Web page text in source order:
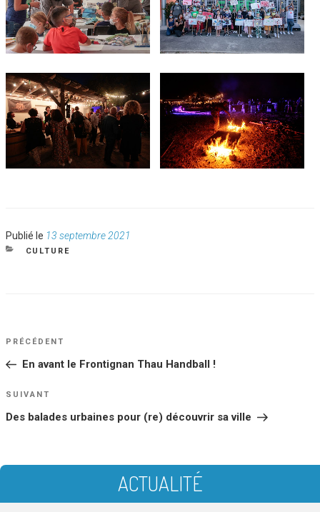
Publié le Publié
le
13 septembre 2021
CATÉGORIES
CULTURE
NAVIGATION
DE
Article
PRÉCÉDENT
En avant le Frontignan Thau Handball !
Article
SUIVANT
Des balades urbaines pour (re) découvrir sa ville
ACTUALITÉ